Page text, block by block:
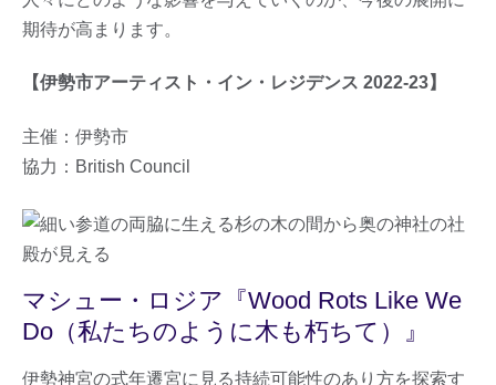
期待が高まります。
【伊勢市アーティスト・イン・レジデンス 2022-23】
主催：伊勢市
協力：British Council
マシュー・ロジア『Wood Rots Like We
Do（私たちのように木も朽ちて）』
伊勢神宮の式年遷宮に見る持続可能性のあり方を探索す